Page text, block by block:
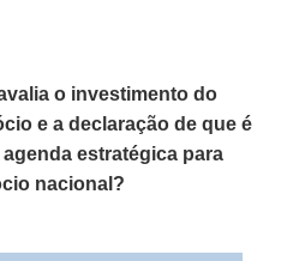
o investimento do
e a declaração de que é
estratégica para
nacional?